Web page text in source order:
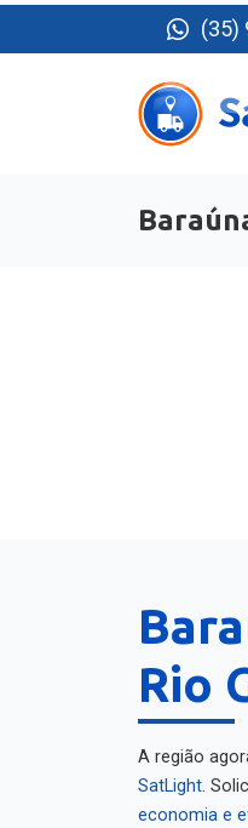
(35)
Rio
A região
SatLight .
economia e